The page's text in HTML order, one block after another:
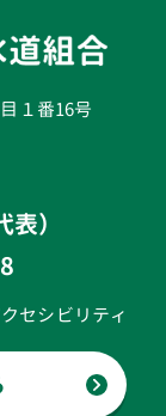
１番16号
）
セシビリティ